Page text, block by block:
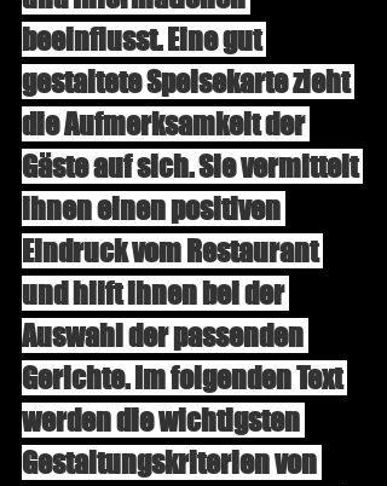
beeinflusst. Eine gut
gestaltete Speisekarte zieht
die Aufmerksamkeit der
Gäste auf sich. Sie vermittelt
ihnen einen positiven
Eindruck vom Restaurant
und hilft ihnen bei der
Auswahl der passenden
Gerichte. Im folgenden Text
werden die wichtigsten
Gestaltungskriterien von